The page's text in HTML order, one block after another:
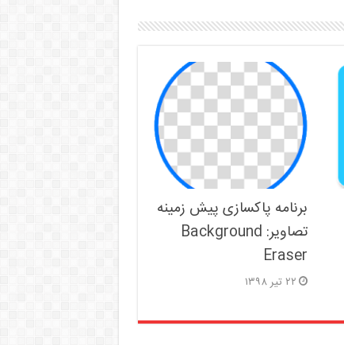
برنامه پاکسازی پیش زمینه
تصاویر: Background
Eraser
۲۲ تیر ۱۳۹۸